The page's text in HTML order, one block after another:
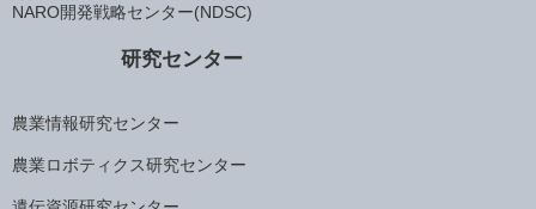
NARO開発戦略センター(NDSC)
研究センター
農業情報研究センター
農業ロボティクス研究センター